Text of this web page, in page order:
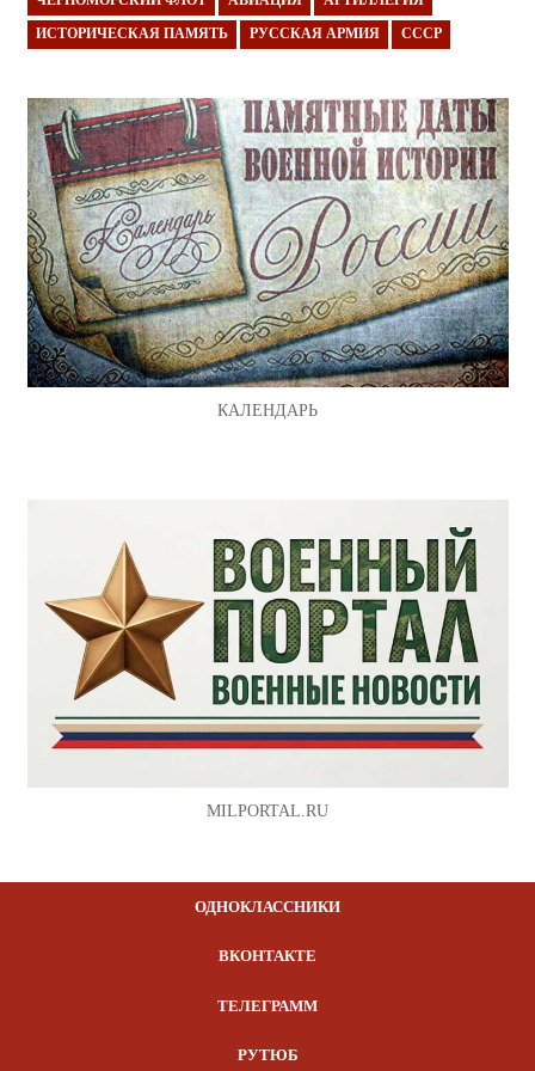
ИСТОРИЧЕСКАЯ ПАМЯТЬ РУССКАЯ АРМИЯ СССР
КАЛЕНДАРЬ
MILPORTAL.RU
ОДНОКЛАССНИКИ
ВКОНТАКТЕ
ТЕЛЕГРАММ
РУТЮБ